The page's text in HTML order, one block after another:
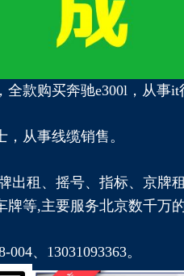
全款购买奔驰e300l，从事it
从事线缆销售。
出租、摇号、指标、京牌
等,主要服务北京数千万的
、13031093363。